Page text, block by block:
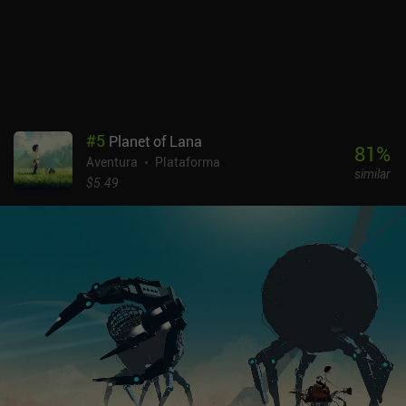
#5 Planet of Lana
Aventura
Plataforma
$5.49
81%
similar